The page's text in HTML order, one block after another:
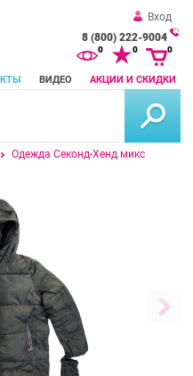
Вход
8 (800) 222-9004
ВИДЕО АКЦИИ И СКИДКИ
0 0 0
Одежда Секонд-Хенд микс